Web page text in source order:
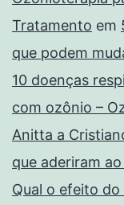
Tratamento em
que podem
10 doenças
com ozônio –
Anitta a
que aderiram
Qual o efeito